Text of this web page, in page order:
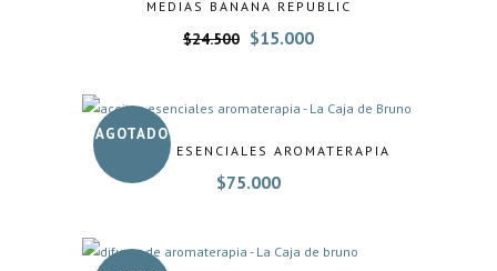
MEDIAS BANANA REPUBLIC
$24.500 El
era:
$15.000El
es:
AGOTADO
ACEITES ESENCIALES AROMATERAPIA
$75.000